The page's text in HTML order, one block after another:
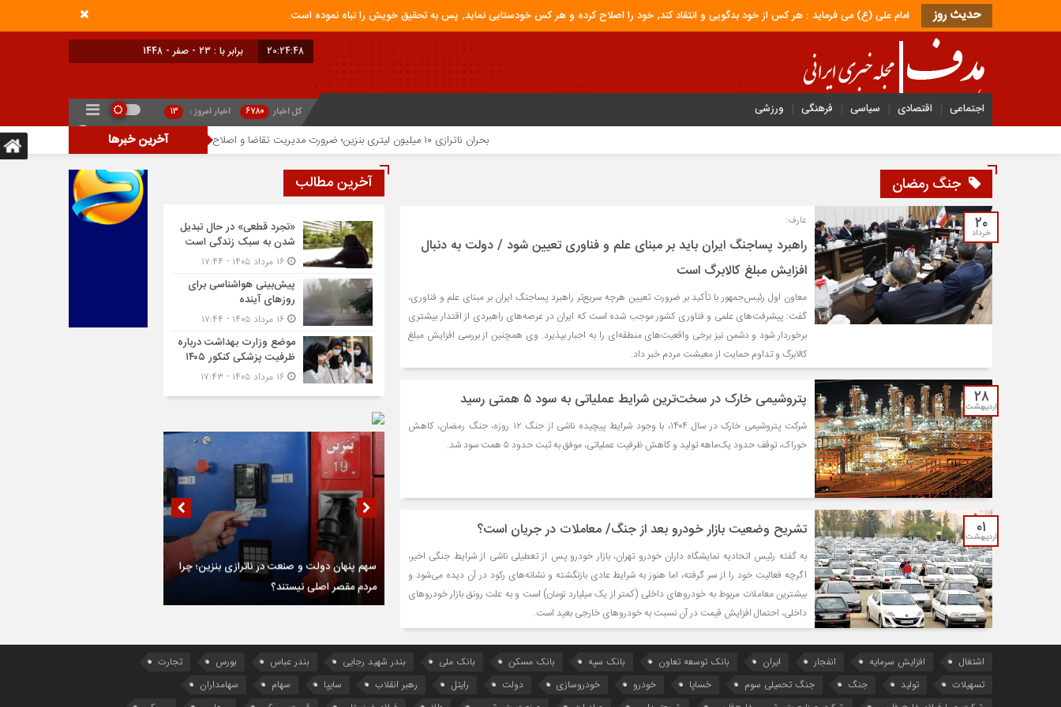
حدیث روز امام علی (ع) می فرماید : هر کس از خود بدگویی و انتقاد کند٬ خود را اصلاح کرده و هر کس خودستایی نماید٬ پس به تحقیق خویش را تباه نموده است.
20:24:48 برابر با : 23 - صفر - 1448
اجتماعی اقتصادی سیاسی فرهنگی ورزشی کل اخبار 6780 اخبار امروز : 13
آخرین خبرها بحران ناترازی ۱۰ میلیون لیتری بنزین؛ ضرورت مدیریت تقاضا و اصلاح ساختار سهم پنهان دولت و صنعت در ناترازی
جنگ رمضان
۲۰
خرداد
عارف:
راهبرد پساجنگ ایران باید بر مبنای علم و فناوری تعیین شود / دولت به دنبال
افزایش مبلغ کالابرگ است
معاون اول رئیس‌جمهور با تأکید بر ضرورت تعیین هرچه سریع‌تر راهبرد پساجنگ ایران بر مبنای علم و فناوری،
گفت: پیشرفت‌های علمی و فناوری کشور موجب شده است که ایران در عرصه‌های راهبردی از اقتدار بیشتری
برخوردار شود و دشمن نیز برخی واقعیت‌های منطقه‌ای را به اجبار بپذیرد. وی همچنین از بررسی افزایش مبلغ
کالابرگ و تداوم حمایت از معیشت مردم خبر داد.
۲۸
اردیبهشت پتروشیمی خارک در سخت‌ترین شرایط عملیاتی به سود ۵ همتی رسید
شرکت پتروشیمی خارک در سال ۱۴۰۴، با وجود شرایط پیچیده ناشی از جنگ ۱۲ روزه، جنگ رمضان، کاهش
خوراک، توقف حدود یک‌ماهه تولید و کاهش ظرفیت عملیاتی، موفق به ثبت حدود ۵ همت سود شد.
۰۱
اردیبهشت تشریح وضعیت بازار خودرو بعد از جنگ/ معاملات در جریان است؟
به گفته رئیس اتحادیه نمایشگاه داران خودرو تهران، بازار خودرو پس از تعطیلی ناشی از شرایط جنگی اخیر،
اگرچه فعالیت خود را از سر گرفته، اما هنوز به شرایط عادی بازنگشته و نشانه‌های رکود در آن دیده می‌شود و
بیشترین معاملات مربوط به خودروهای داخلی (کمتر از یک میلیارد تومان) است و به علت رونق بازار خودروهای
داخلی، احتمال افزایش قیمت در آن نسبت به خودروهای خارجی بعید است.
آخرین مطالب
«تجرد قطعی» در حال تبدیل
شدن به سبک زندگی است
پیش‌بینی هواشناسی برای
روزهای آینده
موضع وزارت بهداشت درباره
ظرفیت پزشکی کنکور ۱۴۰۵
سهم پنهان دولت و صنعت در ناترازی بنزین؛ چرا
مردم مقصر اصلی نیستند؟
اشتغال افزایش سرمایه انفجار ایران بانک توسعه تعاون بانک سپه بانک مسکن بانک ملی بندر شهید رجایی بندر عباس بورس
تجارت
تسهیلات
تولید جنگ جنگ تحمیلی سوم خساپا خودرو خودروسازی دولت رایتل رهبر انقلاب سایپا سهام
سهامداران